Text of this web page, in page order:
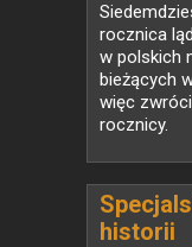
rocznica
w polskich
bieżących
więc
rocznicy.
historii